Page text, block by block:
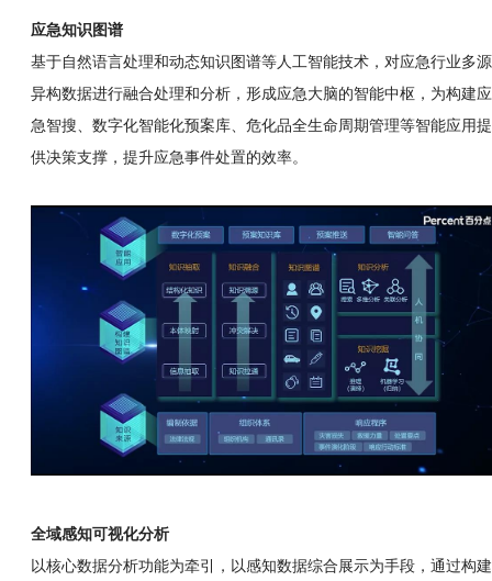
应急知识图谱
基于自然语言处理和动态知识图谱等人工智能技术，对应急行业多源
异构数据进行融合处理和分析，形成应急大脑的智能中枢，为构建应
急智搜、数字化智能化预案库、危化品全生命周期管理等智能应用提
供决策支撑，提升应急事件处置的效率。
全域感知可视化分析
以核心数据分析功能为牵引，以感知数据综合展示为手段，通过构建